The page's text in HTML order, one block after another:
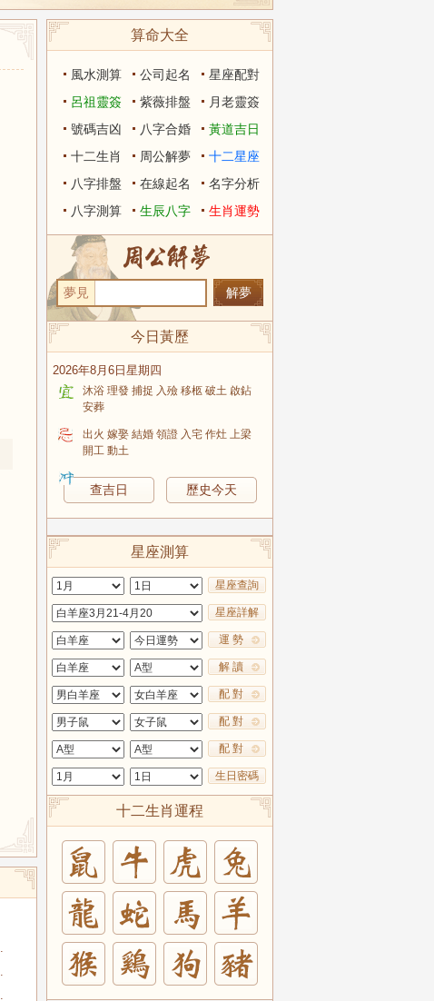
算命大全
風水測算 公司起名
星座配對
呂祖靈簽
紫薇排盤
月老靈簽
號碼吉凶
八字合婚
黃道吉日
十二生肖
周公解夢
十二星座
八字排盤
在線起名
名字分析
八字測算
生辰八字 生肖運勢
夢見
今日黃歷
2026年8月6日星期四
沐浴 理發 捕捉 入殮 移柩 破土 啟鉆
安葬
出火 嫁娶 結婚 領證 入宅 作灶 上梁
開工 動土
查吉日 歷史今天
星座測算
星座查詢
星座詳解
運 勢
解 讀
配 對
配 對
配 對
生日密碼
十二生肖運程
兔
羊